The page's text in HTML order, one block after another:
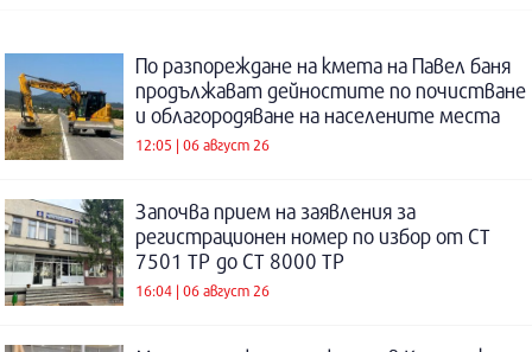
По разпореждане на кмета на Павел баня
продължават дейностите по почистване
и облагородяване на населените места
12:05 | 06 август 26
Започва прием на заявления за
регистрационен номер по избор от СТ
7501 ТР до СТ 8000 ТР
16:04 | 06 август 26